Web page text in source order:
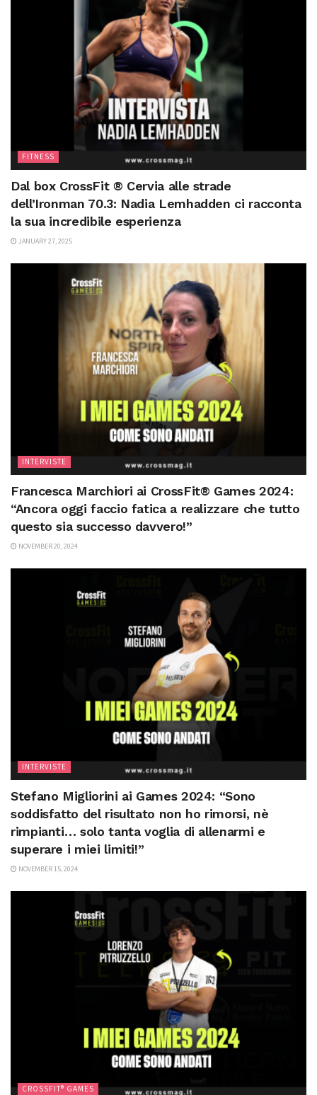
FITNESS
Dal box CrossFit ® Cervia alle strade
dell’Ironman 70.3: Nadia Lemhadden ci racconta
la sua incredibile esperienza
JANUARY 27, 2025
INTERVISTE
Francesca Marchiori ai CrossFit® Games 2024:
“Ancora oggi faccio fatica a realizzare che tutto
questo sia successo davvero!”
NOVEMBER 20, 2024
INTERVISTE
Stefano Migliorini ai Games 2024: “Sono
soddisfatto del risultato non ho rimorsi, nè
rimpianti… solo tanta voglia di allenarmi e
superare i miei limiti!”
NOVEMBER 15, 2024
CROSSFIT® GAMES